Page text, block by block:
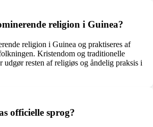
religion i Guinea?
religion i Guinea og praktiseres af
Kristendom og traditionelle
udgør resten af religiøs og åndelig praksis i
officielle sprog?